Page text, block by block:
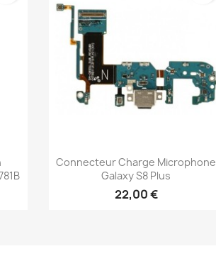
Aperçu rapide
Connecteur Charge Microphone
Galaxy S8 Plus
22,00 €